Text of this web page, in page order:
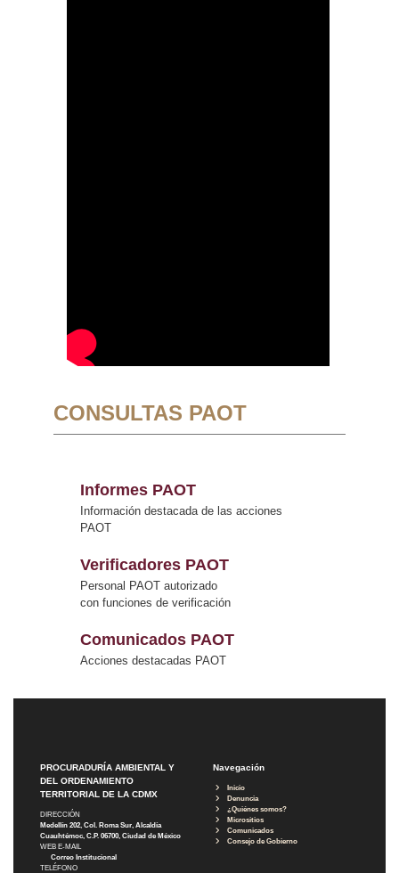
CONSULTAS PAOT
Informes PAOT
Información destacada de las acciones
PAOT
Verificadores PAOT
Personal PAOT autorizado
con funciones de verificación
Comunicados PAOT
Acciones destacadas PAOT
PROCURADURÍA AMBIENTAL Y
DEL ORDENAMIENTO
TERRITORIAL DE LA CDMX
DIRECCIÓN
Medellín 202, Col. Roma Sur, Alcaldía
Cuauhtémoc, C.P. 06700, Ciudad de México
WEB E-MAIL
Correo Institucional
TELÉFONO
Navegación
Inicio
Denuncia
¿Quiénes somos?
Micrositios
Comunicados
Consejo de Gobierno